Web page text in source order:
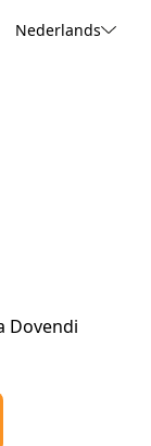
Nederlands
Dovendi